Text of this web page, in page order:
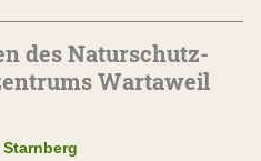
des Naturschutz-
Wartaweil